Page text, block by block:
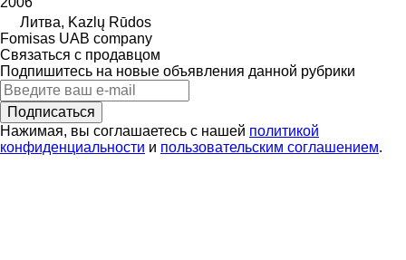
Литва, Kazlų Rūdos
Fomisas UAB company
Связаться с продавцом
Подпишитесь на новые объявления данной рубрики
Подписаться
Нажимая, вы соглашаетесь с нашей политикой
конфиденциальности и пользовательским соглашением.